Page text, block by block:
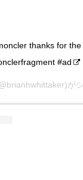
thanks for
#ad
がシ